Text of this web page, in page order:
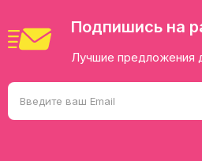
Подпишись на
Лучшие предложения